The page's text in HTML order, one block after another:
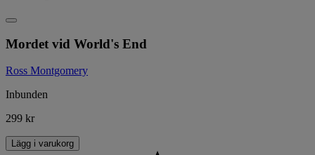
Mordet vid World's End
Ross Montgomery
Inbunden
299 kr
Lägg i varukorg